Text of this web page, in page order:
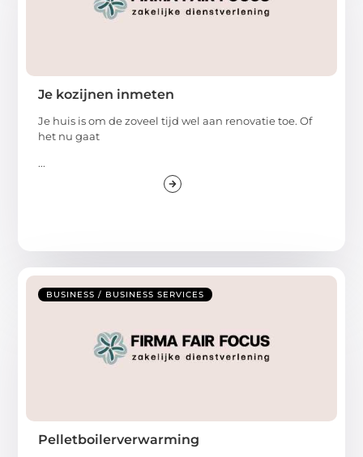
Je kozijnen inmeten
Je huis is om de zoveel tijd wel aan renovatie toe. Of
het nu gaat
...
BUSINESS / BUSINESS SERVICES
Pelletboilerverwarming